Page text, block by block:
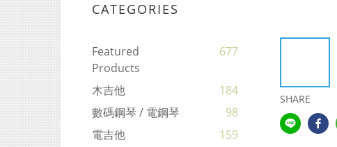
CATEGORIES
Featured
Products
677
木吉他
184
數碼鋼琴 / 電鋼琴
98
電吉他
159
SHARE